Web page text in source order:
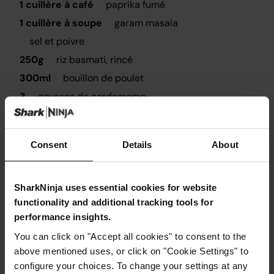
Consent Details About
SharkNinja uses essential cookies for website
functionality and additional tracking tools for
performance insights.
You can click on "Accept all cookies" to consent to the
above mentioned uses, or click on "Cookie Settings" to
configure your choices. To change your settings at any
1 cuillère à café
paprika fumé
1 cuillère à soupe
garam masala
sel et poivre
250g
riz basmati, rincé
300ml
bouillon de poulet
3
gousses de cardamome
1
bâton de cannelle
2
feuilles de laurier
poivron rouge, haché
Un quartier de citron pour servir
Yogourt à la menthe pour servir
brocoli à tige tendre